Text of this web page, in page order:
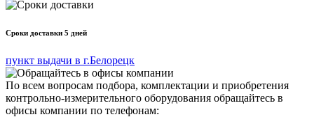
Сроки доставки 5 дней
пункт выдачи в г.Белорецк
По всем вопросам подбора, комплектации и приобретения
контрольно-измерительного оборудования обращайтесь в
офисы компании по телефонам: